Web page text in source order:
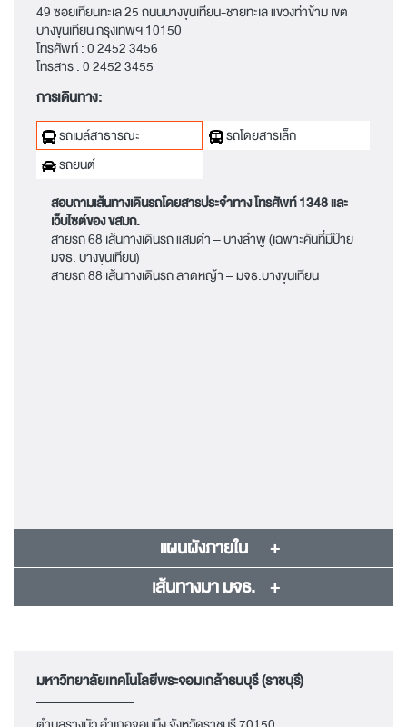
49 ซอยเทียนทะเล 25 ถนนบางขุนเทียน-ชายทะเล แขวงท่าข้าม เขต
บางขุนเทียน กรุงเทพฯ 10150
โทรศัพท์ :0 2452 3456
โทรสาร :0 2452 3455
การเดินทาง:
รถเมล์สาธารณะ
รถโดยสารเล็ก
รถยนต์
สอบถามเส้นทางเดินรถโดยสารประจำทาง โทรศัพท์1348และ
เว็บไซต์ของ ขสมก.
สายรถ 68 เส้นทางเดินรถ แสมดำ – บางลำพู (เฉพาะคันที่มีป้าย
มจธ. บางขุนเทียน)
สายรถ 88 เส้นทางเดินรถ ลาดหญ้า – มจธ.บางขุนเทียน
แผนผังภายใน
เส้นทางมา มจธ.
มหาวิทยาลัยเทคโนโลยีพระจอมเกล้าธนบุรี (ราชบุรี)